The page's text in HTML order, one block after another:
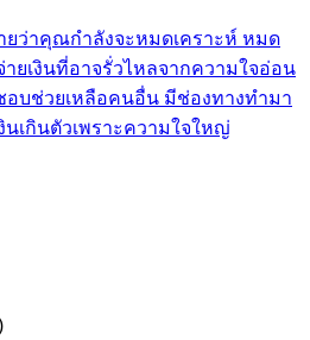
ยว่าคุณกำลังจะหมดเคราะห์ หมด
ายเงินที่อาจรั่วไหลจากความใจอ่อน
อบช่วยเหลือคนอื่น มีช่องทางทำมา
เกินตัวเพราะความใจใหญ่